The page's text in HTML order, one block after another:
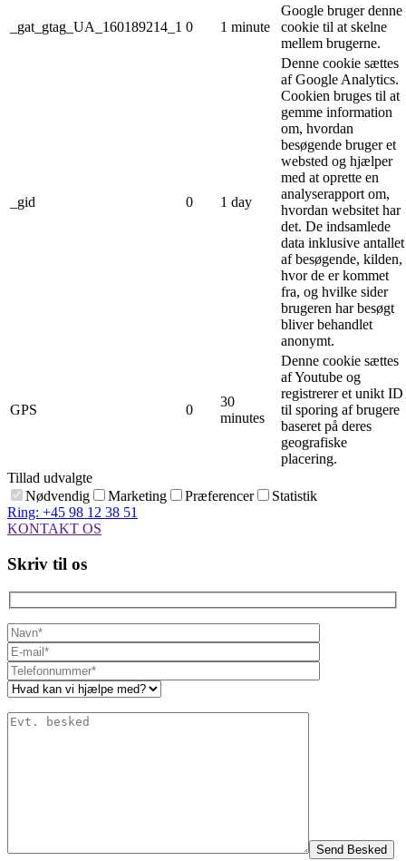
_gat_gtag_UA_160189214_1 0 1 minute
Google bruger denne
cookie til at skelne
mellem brugerne.
_gid 0 1 day
Denne cookie sættes
af Google Analytics.
Cookien bruges til at
gemme information
om, hvordan
besøgende bruger et
websted og hjælper
med at oprette en
analyserapport om,
hvordan websitet har
det. De indsamlede
data inklusive antallet
af besøgende, kilden,
hvor de er kommet
fra, og hvilke sider
brugeren har besøgt
bliver behandlet
anonymt.
GPS 0
30
minutes
Denne cookie sættes
af Youtube og
registrerer et unikt ID
til sporing af brugere
baseret på deres
geografiske
placering.
Tillad udvalgte
Nødvendig
Marketing Præferencer
Statistik
Ring: +45 98 12 38 51
KONTAKT OS
Skriv til os